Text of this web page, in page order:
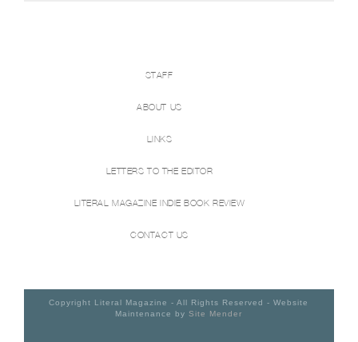
STAFF
ABOUT US
LINKS
LETTERS TO THE EDITOR
LITERAL MAGAZINE INDIE BOOK REVIEW
CONTACT US
Copyright Literal Magazine - All Rights Reserved - Website
Maintenance bySite Mender